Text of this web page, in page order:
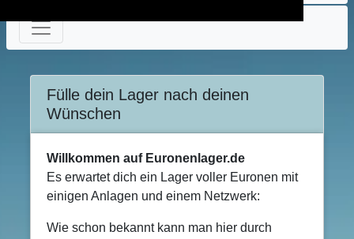
Fülle dein Lager nach deinen
Wünschen
Willkommen auf Euronenlager.de
Es erwartet dich ein Lager voller Euronen mit
einigen Anlagen und einem Netzwerk:
Wie schon bekannt kann man hier durch